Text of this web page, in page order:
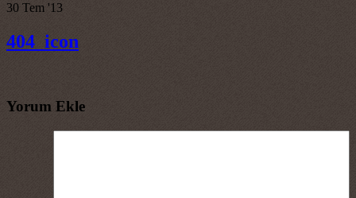
30 Tem '13
404_icon
Yorum Ekle